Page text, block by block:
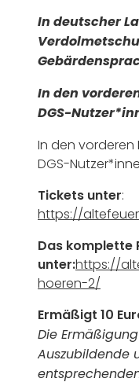
In deutscher
In den
DGS-
In den vorderen
DGS-
Tickets unter:
https://
Das komplette
unter:https://
hoeren-2/
Ermäßigt 10
Die
Auszubildende